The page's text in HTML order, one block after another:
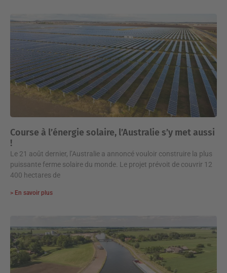
Course à l’énergie solaire, l’Australie s’y met aussi
!
Le 21 août dernier, l’Australie a annoncé vouloir construire la plus
puissante ferme solaire du monde. Le projet prévoit de couvrir 12
400 hectares de
> En savoir plus